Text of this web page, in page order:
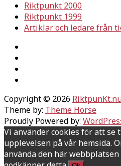
Riktpunkt 2000
Riktpunkt 1999
Artiklar och ledare från
Copyright © 2026
Theme by: Theme Horse
Proudly Powered by:
Vi använder cookies för att
upplevelsen på vår hemsida.
använda den här webbplatsen